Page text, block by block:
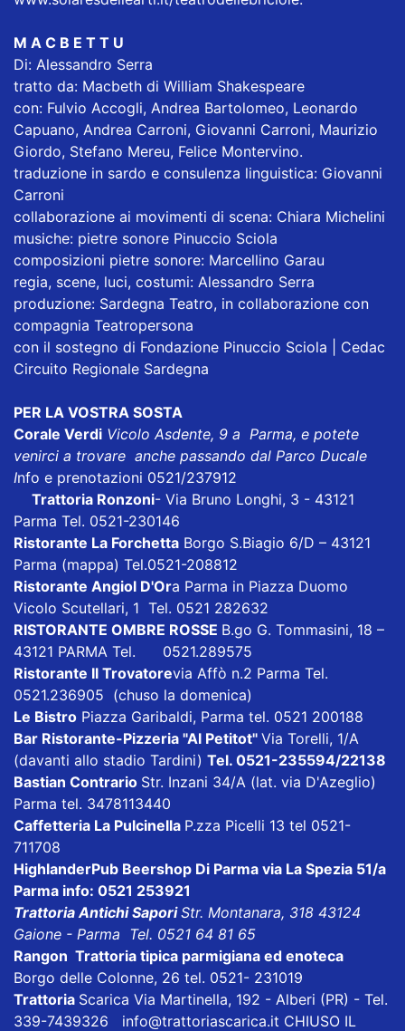
M A C B E T T U
Di: Alessandro Serra
tratto da: Macbeth di William Shakespeare
con: Fulvio Accogli, Andrea Bartolomeo, Leonardo
Capuano, Andrea Carroni, Giovanni Carroni, Maurizio
Giordo, Stefano Mereu, Felice Montervino.
traduzione in sardo e consulenza linguistica: Giovanni
Carroni
collaborazione ai movimenti di scena: Chiara Michelini
musiche: pietre sonore Pinuccio Sciola
composizioni pietre sonore: Marcellino Garau
regia, scene, luci, costumi: Alessandro Serra
produzione: Sardegna Teatro, in collaborazione con
compagnia Teatropersona
con il sostegno di Fondazione Pinuccio Sciola | Cedac
Circuito Regionale Sardegna
PER LA VOSTRA SOSTA
Corale Verdi Vicolo Asdente, 9 a Parma, e potete
venirci a trovare anche passando dal Parco Ducale
Info e prenotazioni 0521/237912
Trattoria Ronzoni- Via Bruno Longhi, 3 - 43121
Parma Tel. 0521-230146
Ristorante La Forchetta Borgo S.Biagio 6/D – 43121
Parma (mappa) Tel.0521-208812
Ristorante Angiol D'Ora Parma in Piazza Duomo
Vicolo Scutellari, 1 Tel. 0521 282632
RISTORANTE OMBRE ROSSE B.go G. Tommasini, 18 –
43121 PARMA Tel. 0521.289575
Ristorante Il Trovatorevia Affò n.2 Parma Tel.
0521.236905 (chuso la domenica)
Le Bistro Piazza Garibaldi, Parma tel. 0521 200188
Bar Ristorante-Pizzeria "Al Petitot" Via Torelli, 1/A
(davanti allo stadio Tardini) Tel. 0521-235594/22138
Bastian Contrario Str. Inzani 34/A (lat. via D'Azeglio)
Parma tel. 3478113440
Caffetteria La Pulcinella P.zza Picelli 13 tel 0521-
711708
HighlanderPub Beershop Di Parma via La Spezia 51/a
Parma info: 0521 253921
Trattoria Antichi SaporiStr. Montanara, 318 43124
Gaione - Parma Tel. 0521 64 81 65
Rangon Trattoria tipica parmigiana ed enoteca
Borgo delle Colonne, 26 tel. 0521- 231019
Trattoria Scarica Via Martinella, 192 - Alberi (PR) - Tel.
339-7439326 info@trattoriascarica.it CHIUSO IL